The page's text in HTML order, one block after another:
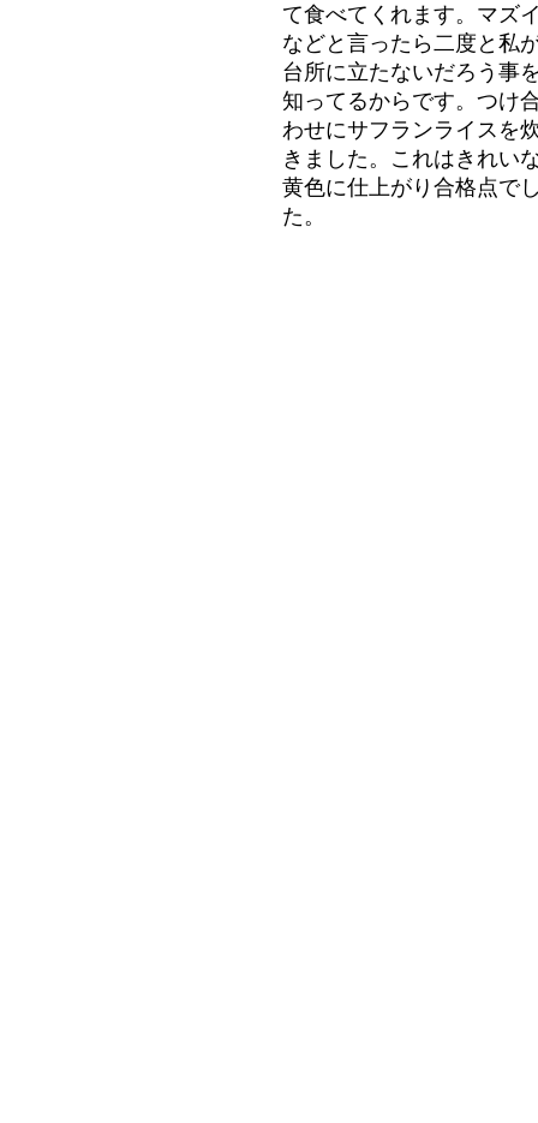
て食べてくれます。マズ
などと言ったら二度と私
台所に立たないだろう事
知ってるからです。つけ
わせにサフランライスを
きました。これはきれい
黄色に仕上がり合格点で
た。